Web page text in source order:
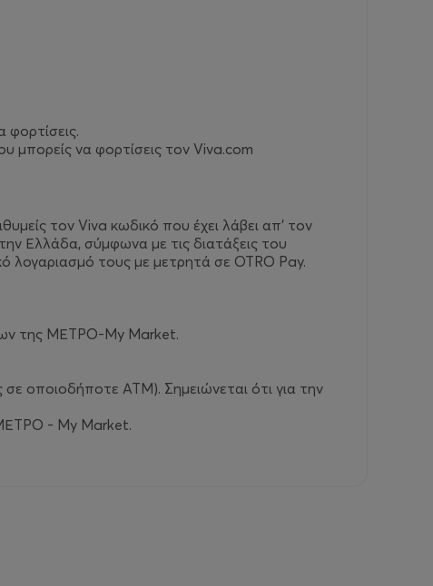
μπορείς να φορτίσεις τον Viva.com
τον Viva κωδικό που έχει λάβει απ’ τον
Ελλάδα, σύμφωνα με τις διατάξεις του
λογαριασμό τους με μετρητά σε OTRO Pay.
της ΜΕΤΡΟ-My Market.
οποιοδήποτε ΑΤΜ). Σημειώνεται ότι για την
- My Market.